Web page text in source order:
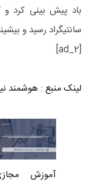
سانتیگراد رسید و بیشینه دمای آن ۱۳ درجه
[ad_2]
لینک منبع : هوشمند
آموزش